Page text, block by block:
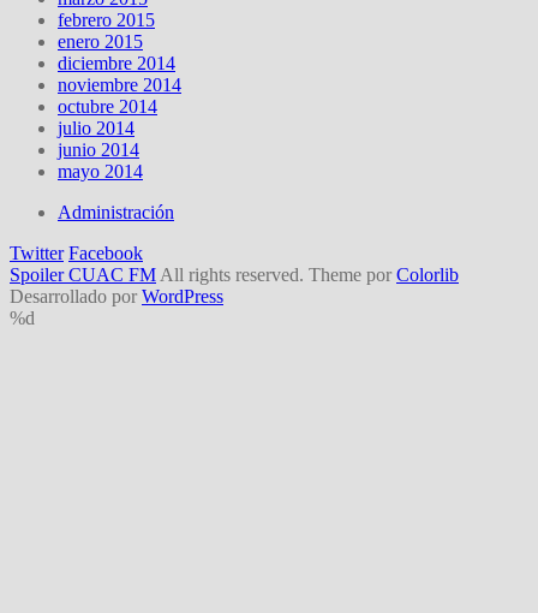
febrero 2015
enero 2015
diciembre 2014
noviembre 2014
octubre 2014
julio 2014
junio 2014
mayo 2014
Administración
Twitter Facebook
Spoiler CUAC FM All rights reserved. Theme por Colorlib
Desarrollado por WordPress
%d